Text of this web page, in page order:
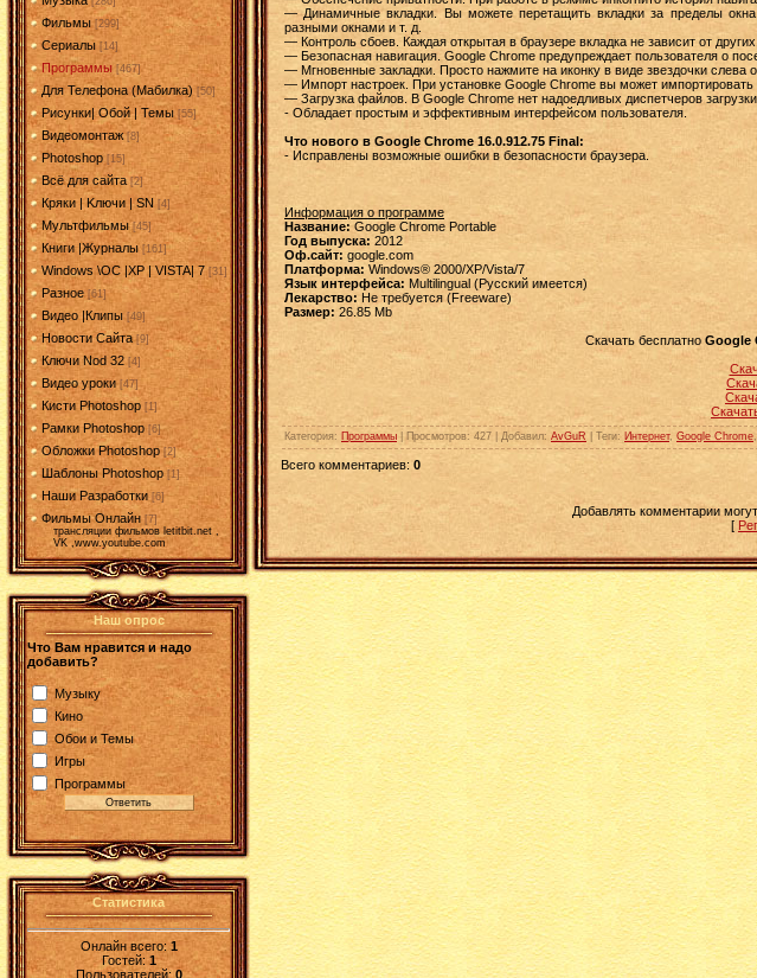
Фильмы [299]
Сериалы [14]
Программы [467]
Для Телефона (Мабилка) [50]
Рисунки| Обой | Темы [55]
Видеомонтаж [8]
Photoshop [15]
Всё для сайта [2]
Кряки | Kлючи | SN [4]
Мультфильмы [45]
Книги |Журналы [161]
Windows \OC |XP | VISTA| 7 [31]
Разное [61]
Видео |Клипы [49]
Новости Сайта [9]
Ключи Nod 32 [4]
Видео уроки [47]
Кисти Photoshop [1]
Рамки Photoshop [6]
Обложки Photoshop [2]
Шаблоны Photoshop [1]
Наши Разработки [6]
Фильмы Онлайн [7]
трансляции фильмов letitbit.net ,
VK ,www.youtube.com
Наш опрос
Что Вам нравится и надо
добавить?
Музыку
Кино
Обои и Темы
Игры
Программы
Статистика
Онлайн всего:1
Гостей:1
Пользователей: 0
— Динамичные вкладки. Вы можете перетащить вкладки за пределы
разными окнами и т. д.
— Контроль сбоев. Каждая открытая в браузере вкладка не зависит от
— Безопасная навигация. Google Chrome предупреждает пользователя о
— Мгновенные закладки. Просто нажмите на иконку в виде звездочки слева
— Импорт настроек. При установке Google Chrome вы может импортировать
— Загрузка файлов. В Google Chrome нет надоедливых диспетчеров
- Обладает простым и эффективным интерфейсом пользователя.
Что нового в Google Chrome 16.0.912.75 Final:
- Исправлены возможные ошибки в безопасности браузера.
Информация о программе
Название: Google Chrome Portable
Год выпуска: 2012
Оф.сайт: google.com
Платформа: Windows® 2000/XP/Vista/7
Язык интерфейса: Multilingual (Русский имеется)
Лекарство: Не требуется (Freeware)
Размер: 26.85 Mb
Скачать бесплатно Google
Категория: Программы Просмотров: 427 | Добавил: AvGuR Теги: Интернет, Google Chrome
Всего комментариев: 0
Добавлять комментарии
[